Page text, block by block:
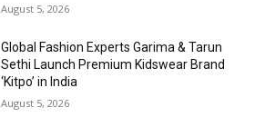
August 5, 2026
Global Fashion Experts Garima & Tarun
Sethi Launch Premium Kidswear Brand
‘Kitpo’ in India
August 5, 2026